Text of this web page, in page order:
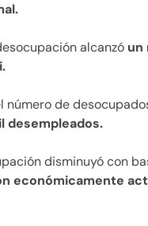
alcanzó un
número de
desempleados.
disminuyó con
económicamente